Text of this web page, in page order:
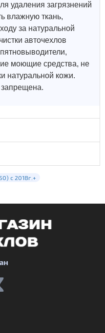
удаления загрязнений
влажную ткань,
за натуральной
авточехлов
моющие средства, не
натуральной кожи.
запрещена.
с 2018г.+